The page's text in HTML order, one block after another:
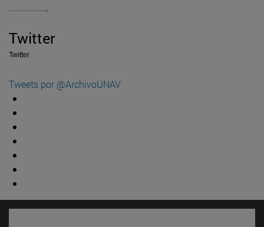
Twitter
Twitter
Tweets por @ArchivoUNAV